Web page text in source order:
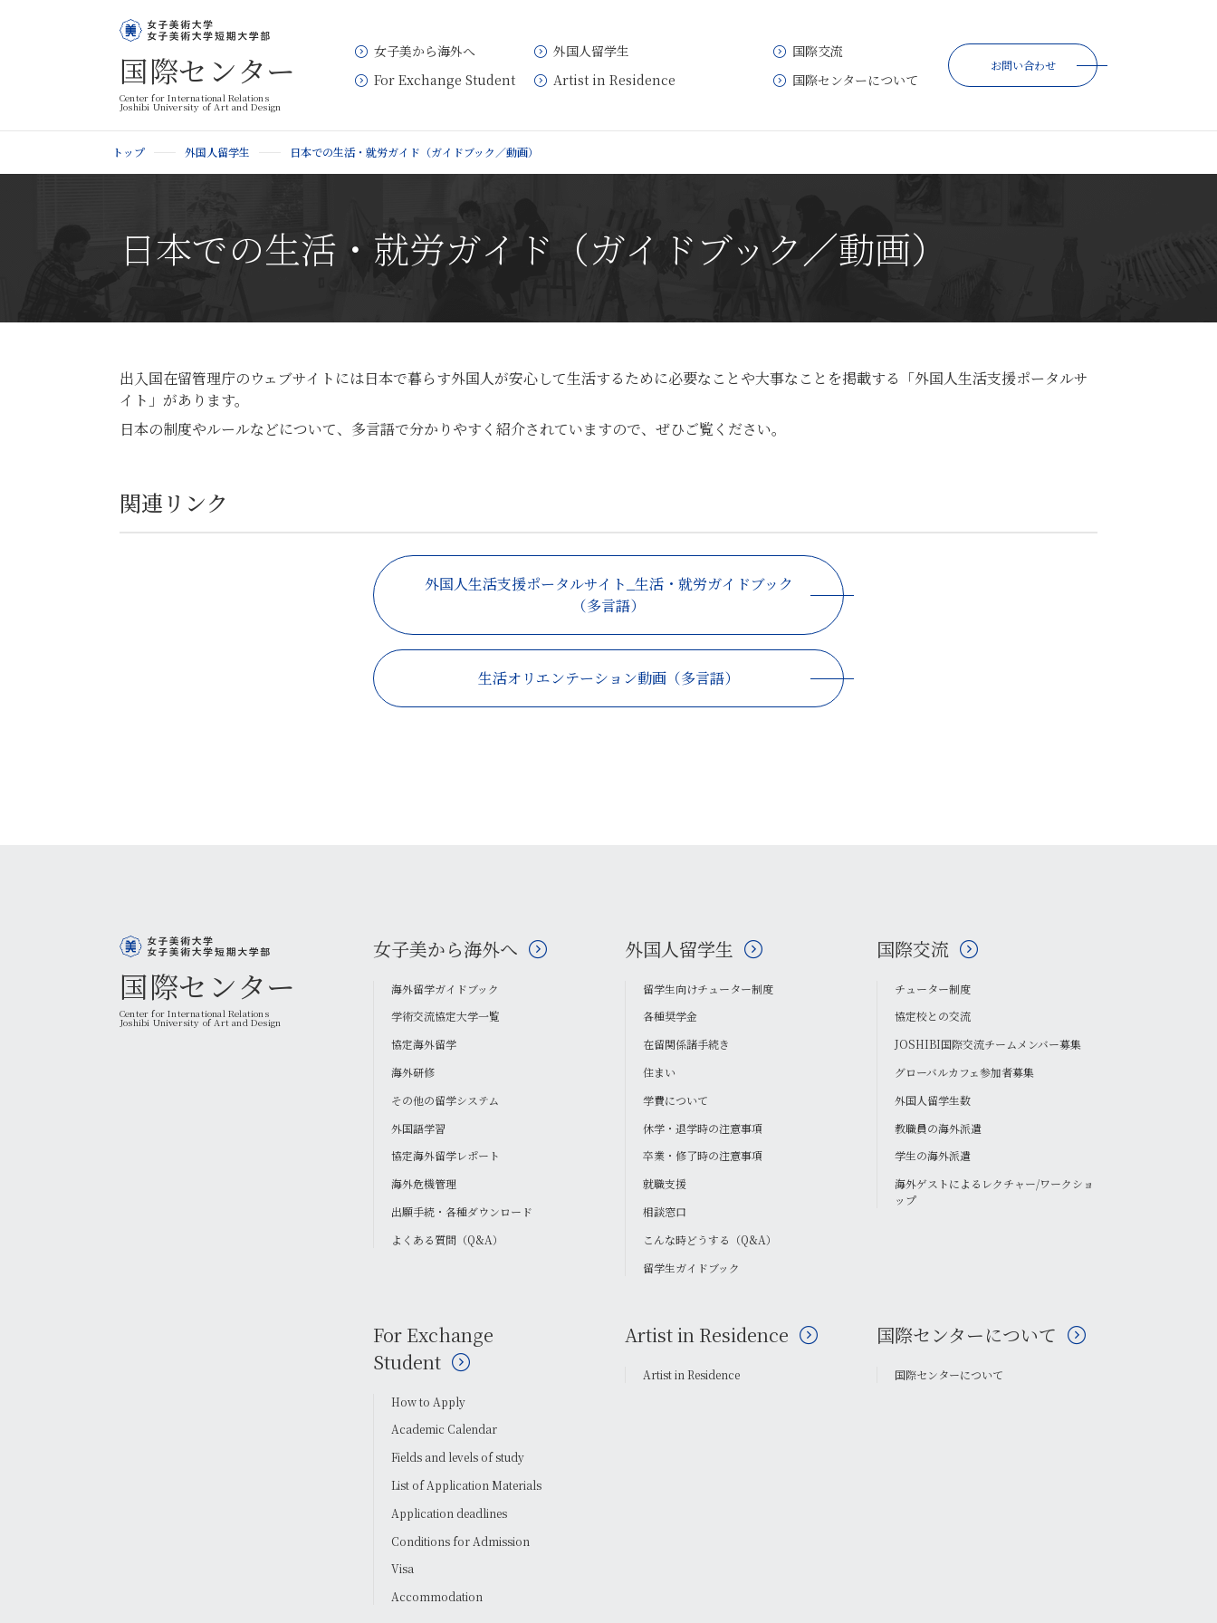
国際センター
Center for International Relations
Joshibi University of Art and Design
女子美から海外へ 外国人留学生
国際交流
For Exchange Student
Artist in Residence 国際センターについて
お問い合わせ
トップ 外国人留学生 日本での生活・就労ガイド（ガイドブック／動画）
日本での生活・就労ガイド（ガイドブック／動画）
出入国在留管理庁のウェブサイトには日本で暮らす外国人が安心して生活するために必要なことや大事なことを掲載する「外国人生活支援ポータルサ
イト」があります。
日本の制度やルールなどについて、多言語で分かりやすく紹介されていますので、ぜひご覧ください。
関連リンク
外国人生活支援ポータルサイト_生活・就労ガイドブック
（多言語）
生活オリエンテーション動画（多言語）
国際センター
Center for International Relations
Joshibi University of Art and Design
女子美から海外へ
海外留学ガイドブック
学術交流協定大学一覧
協定海外留学
海外研修
その他の留学システム
外国語学習
協定海外留学レポート
海外危機管理
出願手続・各種ダウンロード
よくある質問（Q&A）
外国人留学生
留学生向けチューター制度
各種奨学金
在留関係諸手続き
住まい
学費について
休学・退学時の注意事項
卒業・修了時の注意事項
就職支援
相談窓口
こんな時どうする（Q&A）
留学生ガイドブック
国際交流
チューター制度
協定校との交流
JOSHIBI国際交流チームメンバー募集
グローバルカフェ参加者募集
外国人留学生数
教職員の海外派遣
学生の海外派遣
海外ゲストによるレクチャー/ワークショ
ップ
For Exchange
Student
How to Apply
Academic Calendar
Fields and levels of study
List of Application Materials
Application deadlines
Conditions for Admission
Visa
Accommodation
Artist in Residence
Artist in Residence
国際センターについて
国際センターについて